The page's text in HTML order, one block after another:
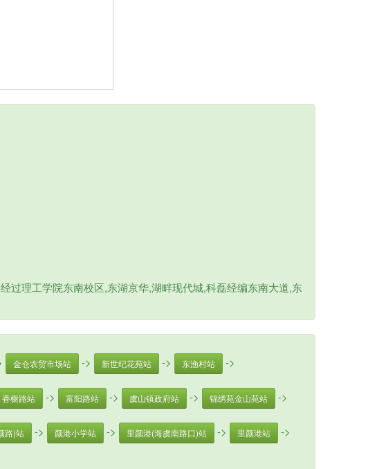
过理工学院东南校区,东湖京华,湖畔现代城,科磊经编东南大道,东
金仓农贸市场站 -> 新世纪花苑站 -> 东渔村站 ->
香榭路站 -> 富阳路站 -> 虞山镇政府站 -> 锦绣苑金山苑站 ->
路)站 -> 颜港小学站 -> 里颜港(海虞南路口)站 -> 里颜港站 ->